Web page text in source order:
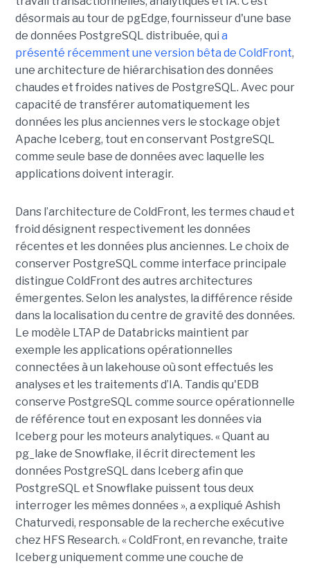
désormais au tour de pgEdge, fournisseur d'une base
de données PostgreSQL distribuée, qui a
présenté récemment une version bêta de ColdFront,
une architecture de hiérarchisation des données
chaudes et froides natives de PostgreSQL. Avec pour
capacité de transférer automatiquement les
données les plus anciennes vers le stockage objet
Apache Iceberg, tout en conservant PostgreSQL
comme seule base de données avec laquelle les
applications doivent interagir.
Dans l’architecture de ColdFront, les termes chaud et
froid désignent respectivement les données
récentes et les données plus anciennes. Le choix de
conserver PostgreSQL comme interface principale
distingue ColdFront des autres architectures
émergentes. Selon les analystes, la différence réside
dans la localisation du centre de gravité des données.
Le modèle LTAP de Databricks maintient par
exemple les applications opérationnelles
connectées à un lakehouse où sont effectués les
analyses et les traitements d’IA. Tandis qu'EDB
conserve PostgreSQL comme source opérationnelle
de référence tout en exposant les données via
Iceberg pour les moteurs analytiques. « Quant au
pg_lake de Snowflake, il écrit directement les
données PostgreSQL dans Iceberg afin que
PostgreSQL et Snowflake puissent tous deux
interroger les mêmes données », a expliqué Ashish
Chaturvedi, responsable de la recherche exécutive
chez HFS Research. « ColdFront, en revanche, traite
Iceberg uniquement comme une couche de